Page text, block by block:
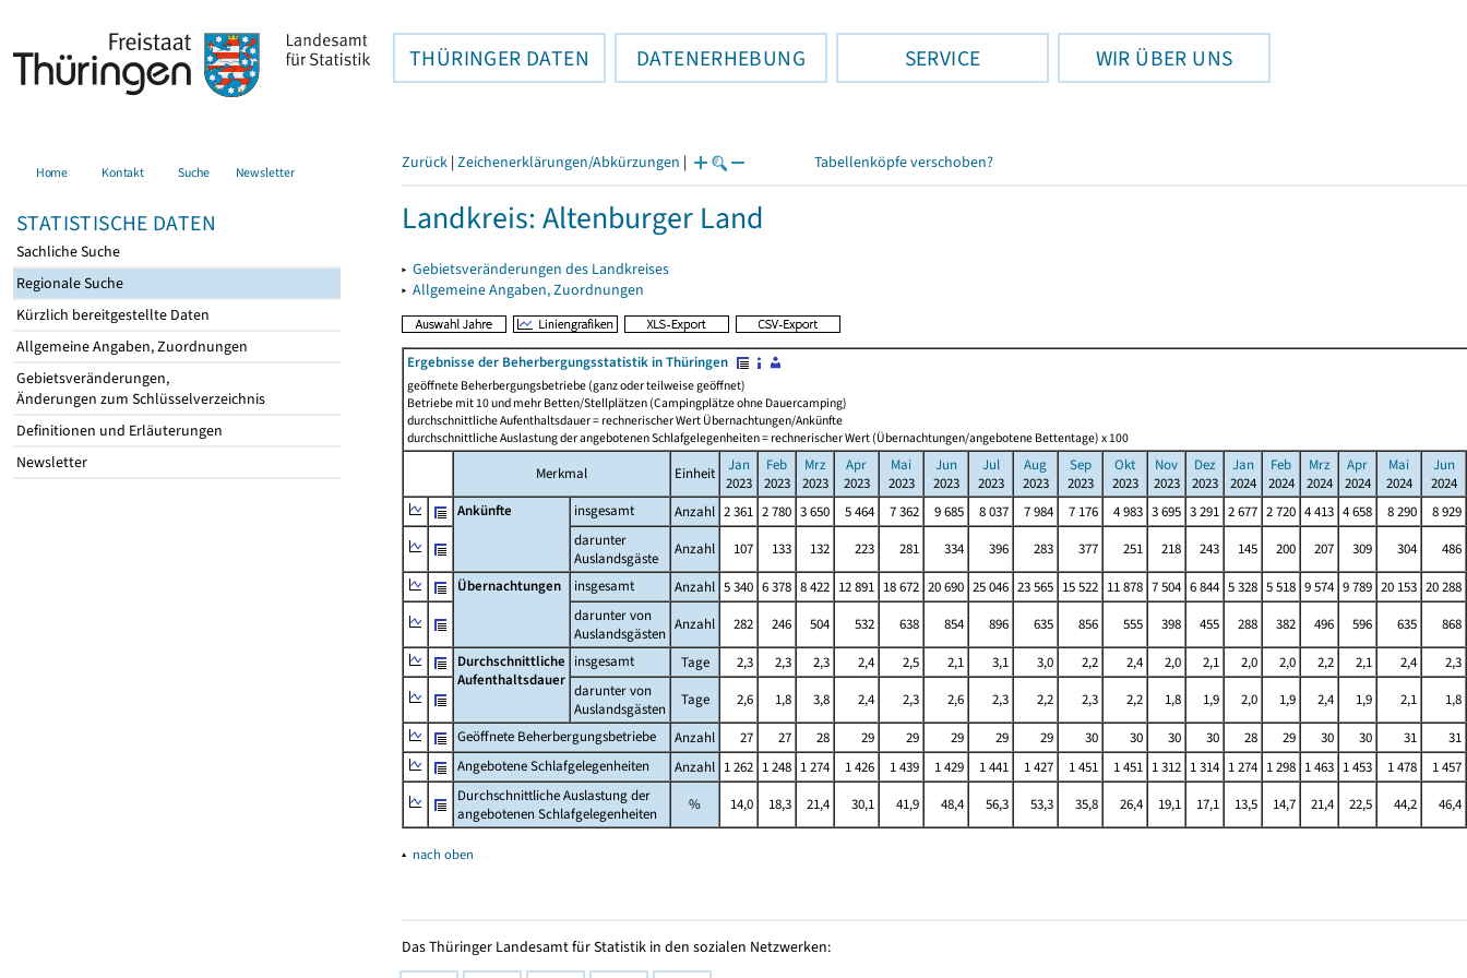
THÜRINGER DATEN DATENERHEBUNG SERVICE WIR ÜBER UNS
Home Kontakt Suche Newsletter
STATISTISCHE DATEN
Sachliche Suche
Regionale Suche
Kürzlich bereitgestellte Daten
Allgemeine Angaben, Zuordnungen
Gebietsveränderungen,
Änderungen zum Schlüsselverzeichnis
Definitionen und Erläuterungen
Newsletter
Zurück | Zeichenerklärungen/Abkürzungen | Tabellenköpfe verschoben?
Landkreis: Altenburger Land
▸ Gebietsveränderungen des Landkreises
▸ Allgemeine Angaben, Zuordnungen
Ergebnisse der Beherbergungsstatistik in Thüringen
geöffnete Beherbergungsbetriebe (ganz oder teilweise geöffnet)
Betriebe mit 10 und mehr Betten/Stellplätzen (Campingplätze ohne Dauercamping)
durchschnittliche Aufenthaltsdauer = rechnerischer Wert Übernachtungen/Ankünfte
durchschnittliche Auslastung der angebotenen Schlafgelegenheiten = rechnerischer Wert (Übernachtungen/angebotene Bettentage) x 100
Merkmal Einheit
Jan
2023
Feb
2023
Mrz
2023
Apr
2023
Mai
2023
Jun
2023
Jul
2023
Aug
2023
Sep
2023
Okt
2023
Nov
2023
Dez
2023
Jan
2024
Feb
2024
Mrz
2024
Apr
2024
Mai
2024
Jun
2024
Ankünfte
insgesamt Anzahl 2 361 2 780 3 650 5 464 7 362 9 685 8 037 7 984 7 176 4 983 3 695 3 291 2 677 2 720 4 413 4 658 8 290
8 929
darunter
Auslandsgäste
Anzahl 107 133 132 223 281 334 396 283 377 251 218 243 145 200 207 309 304
486
Übernachtungen
insgesamt Anzahl 5 340 6 378 8 422 12 891 18 672 20 690 25 046 23 565 15 522 11 878 7 504 6 844 5 328 5 518 9 574 9 789 20 153 20 288
darunter von
Auslandsgästen
Anzahl 282 246 504 532 638 854 896 635 856 555 398 455 288 382 496 596 635
868
Durchschnittliche
Aufenthaltsdauer
insgesamt Tage 2,3 2,3 2,3 2,4 2,5 2,1 3,1 3,0 2,2 2,4 2,0 2,1 2,0 2,0 2,2 2,1 2,4
2,3
darunter von
Auslandsgästen
Tage 2,6 1,8 3,8 2,4 2,3 2,6 2,3 2,2 2,3 2,2 1,8 1,9 2,0 1,9 2,4 1,9 2,1
1,8
Geöffnete Beherbergungsbetriebe
Anzahl 27 27 28 29 29 29 29 29 30 30 30 30 28 29 30 30 31
31
Angebotene Schlafgelegenheiten
Anzahl 1 262 1 248 1 274 1 426 1 439 1 429 1 441 1 427 1 451 1 451 1 312 1 314 1 274 1 298 1 463 1 453 1 478
1 457
Durchschnittliche Auslastung der
angebotenen Schlafgelegenheiten
% 14,0 18,3 21,4 30,1 41,9 48,4 56,3 53,3 35,8 26,4 19,1 17,1 13,5 14,7 21,4 22,5 44,2 46,4
▴ nach oben
Das Thüringer Landesamt für Statistik in den sozialen Netzwerken: